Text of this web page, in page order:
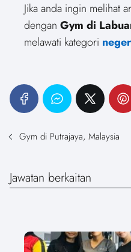
Jika anda ingin melihat
dengan Gym di
melawati kategori
Gym di Putrajaya, Malaysia
Jawatan berkaitan